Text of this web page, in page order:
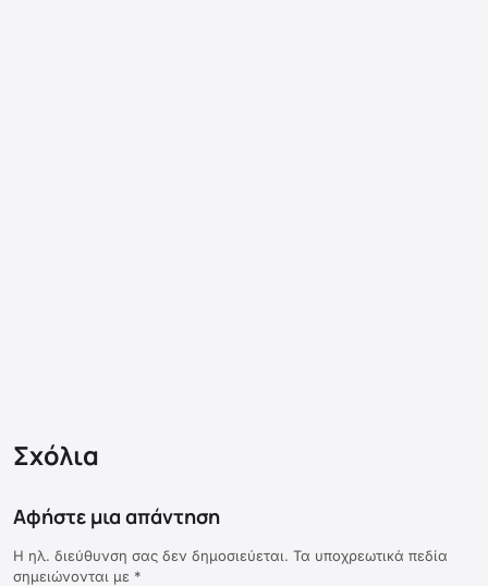
Σχόλια
Αφήστε μια απάντηση
Η ηλ. διεύθυνση σας δεν δημοσιεύεται. Τα υποχρεωτικά πεδία
σημειώνονται με *